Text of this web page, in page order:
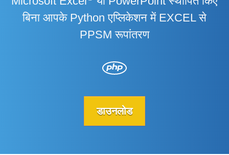
बिना आपके Python एप्लिकेशन में EXCEL से
PPSM रूपांतरण
डाउनलोड